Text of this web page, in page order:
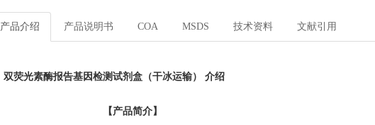
产品介绍 产品说明书 COA MSDS 技术资料 文献引用
双荧光素酶报告基因检测试剂盒（干冰运输） 介绍
【 产品简介】